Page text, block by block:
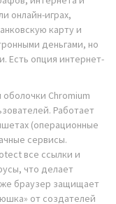
онлайн-играх,
карту и
деньгами, но
Есть опция интернет-
Chromium
Работает
(операционные
сервисы.
все ссылки и
что делает
браузер защищает
от создателей